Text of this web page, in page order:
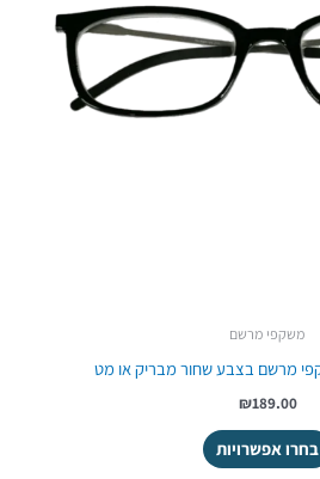
משקפי מרשם
₪189.00
בחרו אפשרויות